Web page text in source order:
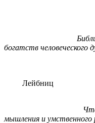
Библиотеки -
богатств человеческого
Лейбниц
Чтение - это
мышления и умственного